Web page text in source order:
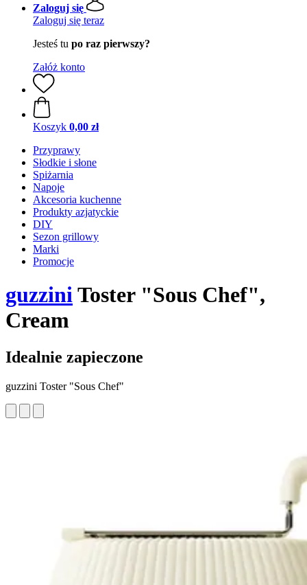
Zaloguj się
Zaloguj się teraz
Jesteś tu po raz pierwszy?
Załóż konto
Koszyk 0,00 zł
Przyprawy
Słodkie i słone
Spiżarnia
Napoje
Akcesoria kuchenne
Produkty azjatyckie
DIY
Sezon grillowy
Marki
Promocje
guzziniToster "Sous Chef",
Cream
Idealnie zapieczone
guzzini Toster "Sous Chef"